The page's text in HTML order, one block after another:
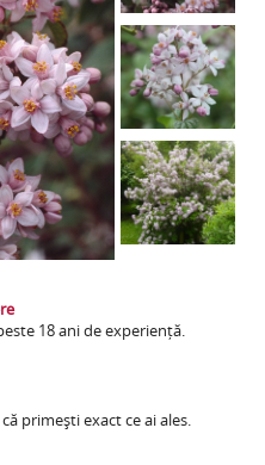
18 ani de experiență.
primești exact ce ai ales.